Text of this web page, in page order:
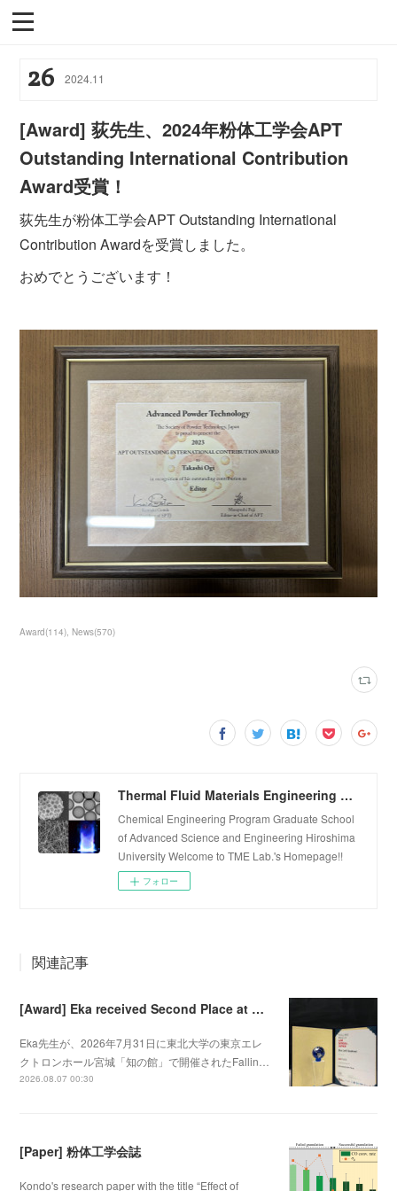
26 2024.11
[Award] 荻先生、2024年粉体工学会APT
Outstanding International Contribution
Award受賞！
荻先生が粉体工学会APT Outstanding International
Contribution Awardを受賞しました。
おめでとうございます！
Award(114) News(570)
Thermal Fluid Materials Engineering Laboratory
Chemical Engineering Program Graduate School
of Advanced Science and Engineering Hiroshima
University Welcome to TME Lab.'s Homepage!!
フォロー
関連記事
[Award] Eka received Second Place at Falling Walls Lab Sendai 2026
Eka先生が、2026年7月31日に東北大学の東京エレ
クトロンホール宮城「知の館」で開催されたFallin…
2026.08.07 00:30
[Paper] 粉体工学会誌
Kondo's research paper with the title “Effect of